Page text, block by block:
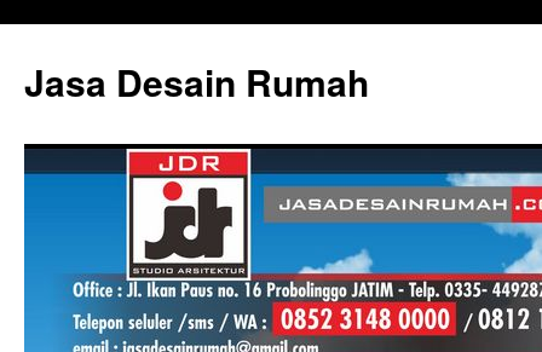
content
Jasa Desain Rumah